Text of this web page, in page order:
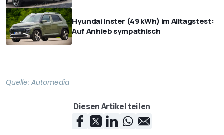
Hyundai Inster (49 kWh) im Alltagstest:
Auf Anhieb sympathisch
Quelle: Automedia
Diesen Artikel teilen